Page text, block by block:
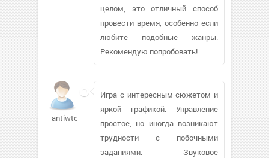
целом, это отличный способ
провести время, особенно если
любите подобные жанры.
Рекомендую попробовать!
antiwto76
Игра с интересным сюжетом и
яркой графикой. Управление
простое, но иногда возникают
трудности с побочными
заданиями. Звуковое